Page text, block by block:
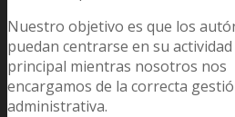
Nuestro objetivo es que los
puedan centrarse en su actividad
principal mientras nosotros nos
encargamos de la correcta
administrativa.